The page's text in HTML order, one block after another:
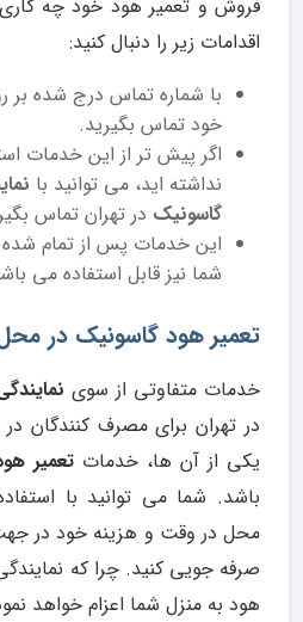
فروش و تعمیر هود خود چه کاری
اقدامات زیر را دنبال کنید:
با شماره تماس درج شده
خود تماس بگیرید.
اگر پیش تر از این خدمات
نداشته اید، می توانید با
گاسونیک در تهران تماس
این خدمات پس از تمام
شما نیز قابل استفاده می
تعمیر هود گاسونیک در
خدمات متفاوتی از سوی
در تهران برای مصرف کنندگان
یکی از آن ها، خدمات تعمیر
باشد. شما می توانید با
محل در وقت و هزینه خود در
صرفه جویی کنید. چرا که
هود به منزل شما اعزام خواهد